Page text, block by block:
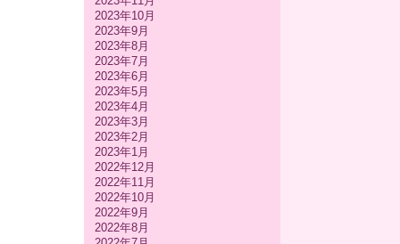
2023年10月
2023年9月
2023年8月
2023年7月
2023年6月
2023年5月
2023年4月
2023年3月
2023年2月
2023年1月
2022年12月
2022年11月
2022年10月
2022年9月
2022年8月